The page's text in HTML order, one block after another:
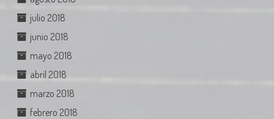
julio 2018
junio 2018
mayo 2018
abril 2018
marzo 2018
febrero 2018